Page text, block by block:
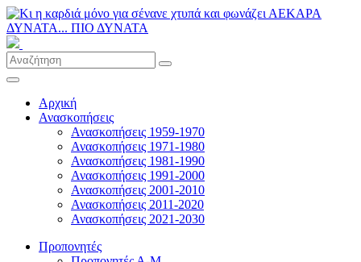
Αρχική
Ανασκοπήσεις
Ανασκοπήσεις 1959-1970
Ανασκοπήσεις 1971-1980
Ανασκοπήσεις 1981-1990
Ανασκοπήσεις 1991-2000
Ανασκοπήσεις 2001-2010
Ανασκοπήσεις 2011-2020
Ανασκοπήσεις 2021-2030
Προπονητές